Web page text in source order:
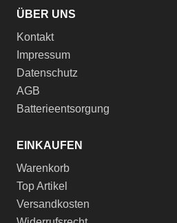
ÜBER UNS
Kontakt
Impressum
Datenschutz
AGB
Batterieentsorgung
EINKAUFEN
Warenkorb
Top Artikel
Versandkosten